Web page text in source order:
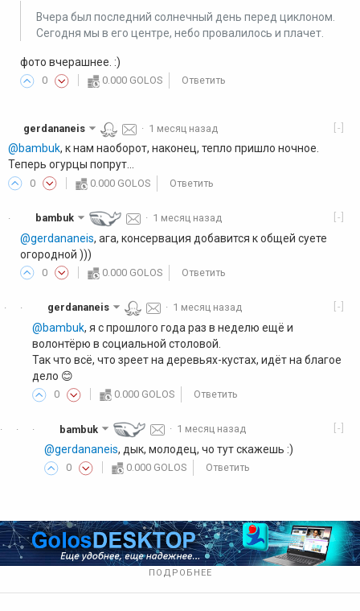
Вчера был последний солнечный день перед циклоном.
Сегодня мы в его центре, небо провалилось и плачет.
фото вчерашнее. :)
0 0.000 GOLOS Ответить
[-]
gerdananeis · 1 месяц назад
@bambuk, к нам наоборот, наконец, тепло пришло ночное.
Теперь огурцы попрут...
0 0.000 GOLOS Ответить
· [-]
bambuk · 1 месяц назад
@gerdananeis, ага, консервация добавится к общей суете
огородной )))
0 0.000 GOLOS Ответить
·
· [-]
gerdananeis · 1 месяц назад
@bambuk, я с прошлого года раз в неделю ещё и
волонтёрю в социальной столовой.
Так что всё, что зреет на деревьях-кустах, идёт на благое
дело 😊
0 0.000 GOLOS Ответить
·
·
· [-]
bambuk · 1 месяц назад
@gerdananeis, дык, молодец, чо тут скажешь :)
0 0.000 GOLOS Ответить
ПОДРОБНЕЕ